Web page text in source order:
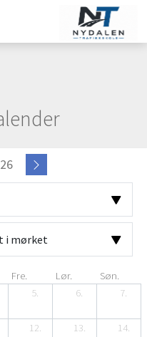
Fre. Lør.
Søn.
5. 6. 7.
12. 13. 14.